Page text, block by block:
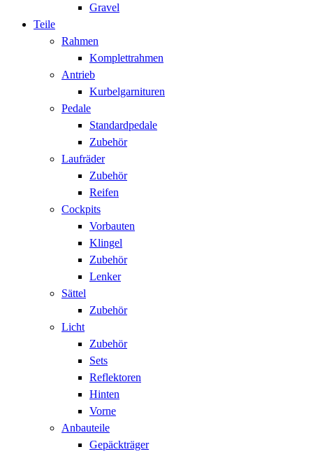
Gravel
Teile
Rahmen
Komplettrahmen
Antrieb
Kurbelgarnituren
Pedale
Standardpedale
Zubehör
Laufräder
Zubehör
Reifen
Cockpits
Vorbauten
Klingel
Zubehör
Lenker
Sättel
Zubehör
Licht
Zubehör
Sets
Reflektoren
Hinten
Vorne
Anbauteile
Gepäckträger